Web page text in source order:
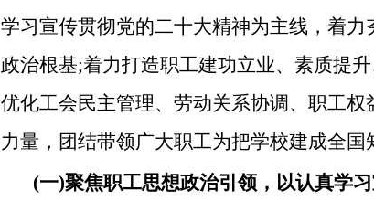
学习宣传贯彻党的二十大精神为主线，着
政治根基;着力打造职工建功立业、素质提
优化工会民主管理、劳动关系协调、职工
力量，团结带领广大职工为把学校建成全
(一)聚焦职工思想政治引领，以认真学